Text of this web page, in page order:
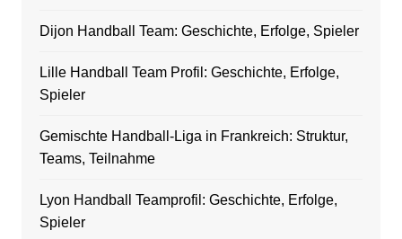
Dijon Handball Team: Geschichte, Erfolge, Spieler
Lille Handball Team Profil: Geschichte, Erfolge,
Spieler
Gemischte Handball-Liga in Frankreich: Struktur,
Teams, Teilnahme
Lyon Handball Teamprofil: Geschichte, Erfolge,
Spieler